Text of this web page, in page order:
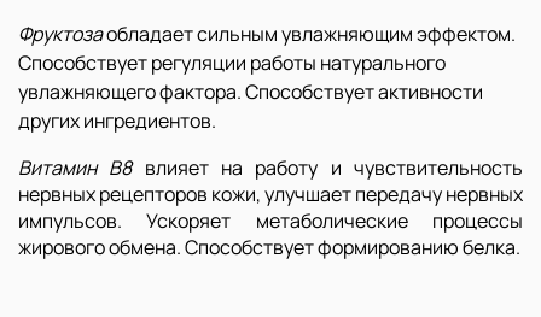
Фруктозаобладает сильным увлажняющим эффектом.
Способствует регуляции работы натурального
увлажняющего фактора. Способствует активности
других ингредиентов.
Витамин В8влияет на работу и чувствительность
нервных рецепторов кожи, улучшает передачу нервных
импульсов. Ускоряет метаболические процессы
жирового обмена. Способствует формированию белка.